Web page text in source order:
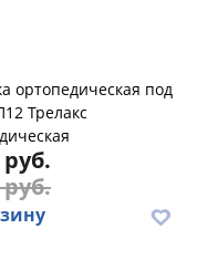
ортопедическая под
Трелакс
руб.
руб.